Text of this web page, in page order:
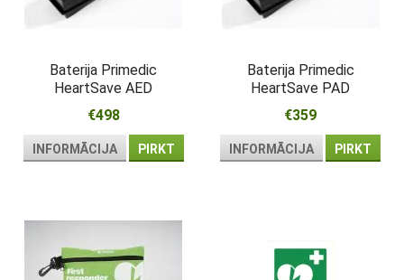
Baterija Primedic
HeartSave AED
€498
INFORMĀCIJA PIRKT
Baterija Primedic
HeartSave PAD
€359
INFORMĀCIJA PIRKT